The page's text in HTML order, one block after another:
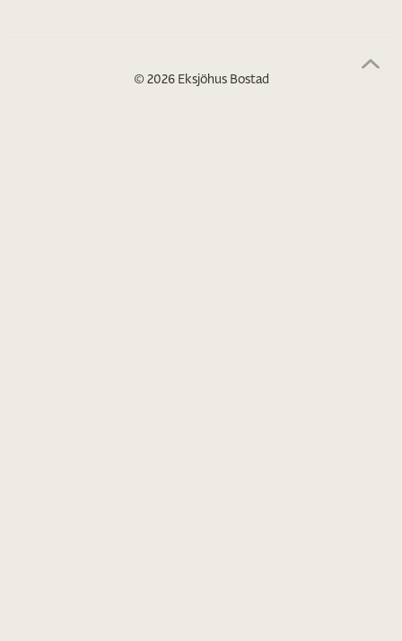
© 2026 Eksjöhus Bostad